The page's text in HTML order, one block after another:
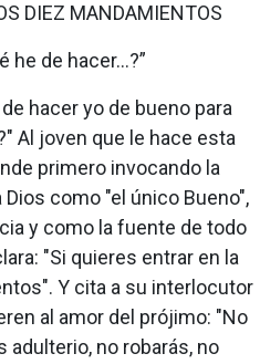
DIEZ MANDAMIENTOS
he de hacer...?”
hacer yo de bueno para
Al joven que le hace esta
primero invocando la
como "el único Bueno",
y como la fuente de todo
"Si quieres entrar en la
Y cita a su interlocutor
al amor del prójimo: "No
adulterio, no robarás, no